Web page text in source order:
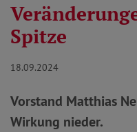
Spitze
18.09.2024
Vorstand Matthias
Wirkung nieder.